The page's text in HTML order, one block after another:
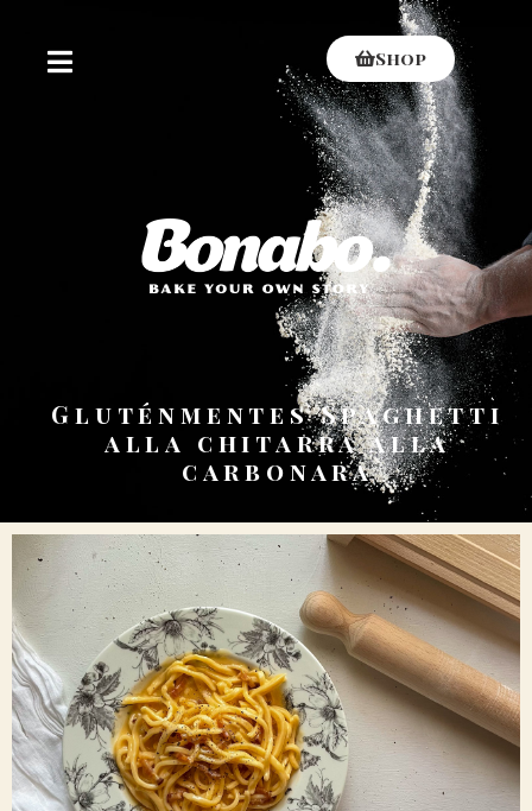
Shop
Gluténmentes Spaghetti
alla chitarra alla
carbonara